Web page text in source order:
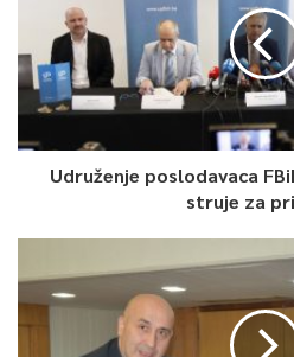
Udruženje poslodavaca
struje za